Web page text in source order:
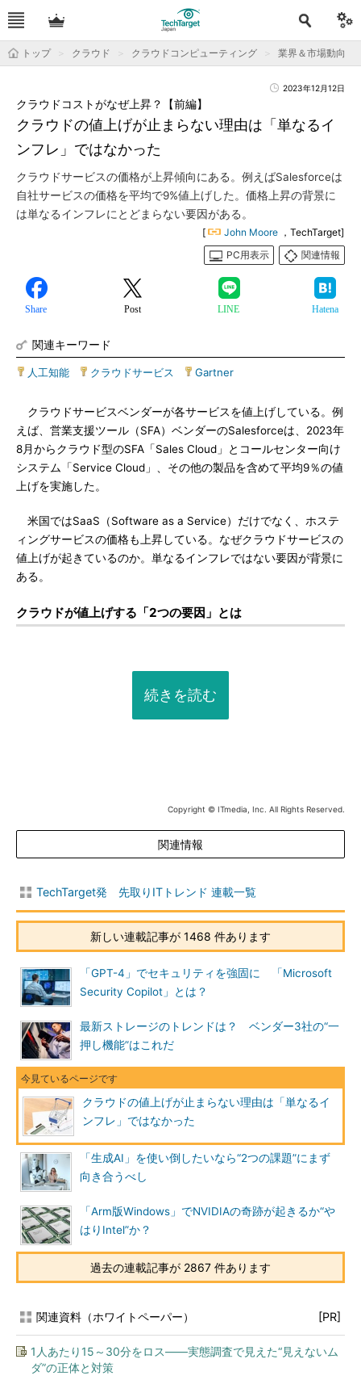
トップ クラウド クラウドコンピューティング 業界＆市場動向
2023年12月12日
クラウドの値上げが止まらない理由は「単なるイ
ンフレ」ではなかった
クラウドコストがなぜ上昇？【前編】
クラウドサービスの価格が上昇傾向にある。例えばSalesforceは
自社サービスの価格を平均で9%値上げした。価格上昇の背景に
は単なるインフレにとどまらない要因がある。
[ John Moore ，TechTarget]
PC用表示
関連情報
Share Post LINE Hatena
関連キーワード
人工知能 クラウドサービス Gartner
クラウドサービスベンダーが各サービスを値上げしている。例
えば、営業支援ツール（SFA）ベンダーのSalesforceは、2023年
8月からクラウド型のSFA「Sales Cloud」とコールセンター向け
システム「Service Cloud」、その他の製品を含めて平均9％の値
上げを実施した。
米国ではSaaS（Software as a Service）だけでなく、ホステ
ィングサービスの価格も上昇している。なぜクラウドサービスの
値上げが起きているのか。単なるインフレではない要因が背景に
ある。
クラウドが値上げする「2つの要因」とは
続きを読む
Copyright © ITmedia, Inc. All Rights Reserved.
関連情報
TechTarget発 先取りITトレンド 連載一覧
新しい連載記事が 1468 件あります
「GPT-4」でセキュリティを強固に 「Microsoft
Security Copilot」とは？
最新ストレージのトレンドは？ ベンダー3社の“一
押し機能”はこれだ
クラウドの値上げが止まらない理由は「単なるイ
ンフレ」ではなかった
「生成AI」を使い倒したいなら“2つの課題”にまず
向き合うべし
「Arm版Windows」でNVIDIAの奇跡が起きるか“や
はりIntel”か？
過去の連載記事が 2867 件あります
関連資料（ホワイトペーパー） [PR]
1人あたり15～30分をロス――実態調査で見えた“見えないム
ダ”の正体と対策